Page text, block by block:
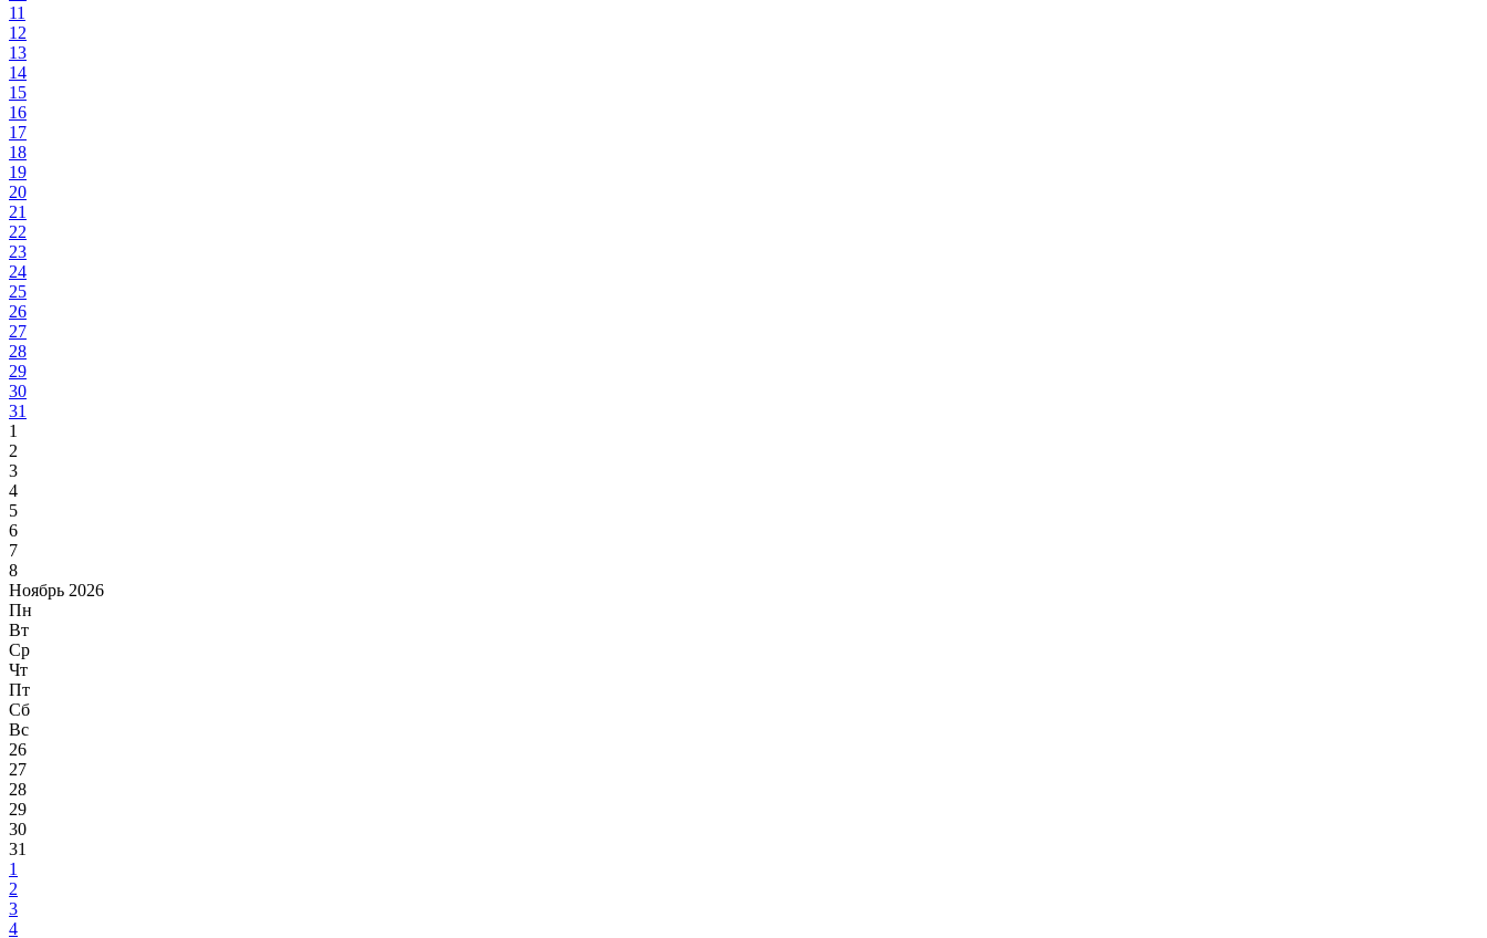
11
12
13
14
15
16
17
18
19
20
21
22
23
24
25
26
27
28
29
30
31
1
2
3
4
5
6
7
8
Ноябрь 2026
Пн
Вт
Ср
Чт
Пт
Сб
Вс
26
27
28
29
30
31
1
2
3
4